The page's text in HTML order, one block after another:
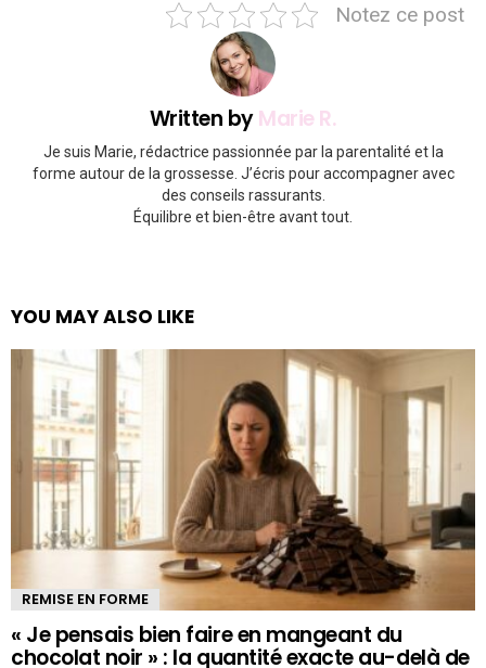
Notez ce post
Written byMarie R.
Je suis Marie, rédactrice passionnée par la parentalité et la
forme autour de la grossesse. J’écris pour accompagner avec
des conseils rassurants.
Équilibre et bien-être avant tout.
YOU MAY ALSO LIKE
REMISE EN FORME
« Je pensais bien faire en mangeant du
chocolat noir » : la quantité exacte au-delà de